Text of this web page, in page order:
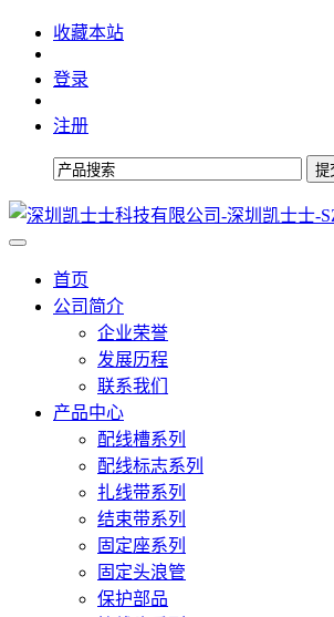
收藏本站
登录
注册
首页
公司简介
企业荣誉
发展历程
联系我们
产品中心
配线槽系列
配线标志系列
扎线带系列
结束带系列
固定座系列
固定头浪管
保护部品